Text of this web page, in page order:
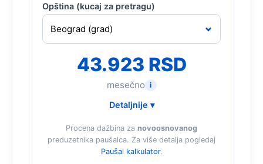
Opština (kucaj za pretragu)
43.923 RSD
mesečno i
Detaljnije ▾
Procena dažbina za novoosnovanog
preduzetnika paušalca. Za više detalja pogledaj
Paušal kalkulator.